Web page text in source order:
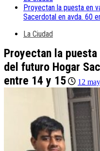
Proyectan la puesta en
Sacerdotal en avda. 60
La Ciudad
Proyectan la
del futuro Hogar
entre 14 y 15
12